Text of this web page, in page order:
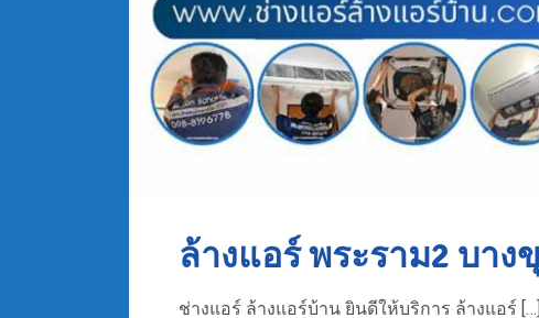
ล้างแอร์ พระราม2 บาง
ช่างแอร์ ล้างแอร์บ้าน ยินดีให้บริการ ล้างแอร์ […]